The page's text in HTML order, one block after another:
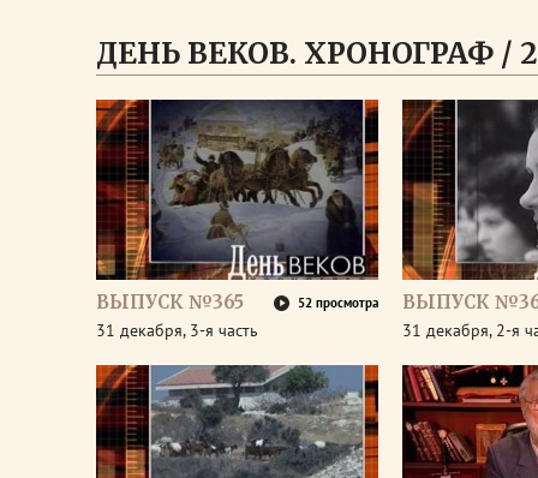
ДЕНЬ ВЕКОВ. ХРОНОГРАФ /
ВЫПУСК №365 52 просмотра
31 декабря, 3-я часть
ВЫПУСК
31 декабря, 2-я